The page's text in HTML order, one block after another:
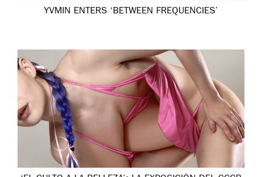
YVMIN ENTERS ‘BETWEEN FREQUENCIES’